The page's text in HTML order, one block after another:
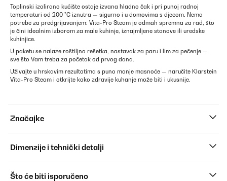
Toplinski izolirano kućište ostaje izvana hladno čak i pri punoj radnoj
temperaturi od 200 °C iznutra — sigurno i u domovima s djecom. Nema
potrebe za predgrijavanjem: Vita-Pro Steam je odmah spremna za rad, što
je čini idealnim izborom za male kuhinje, iznajmljene stanove ili uredske
kuhinjice.
U paketu se nalaze roštiljna rešetka, nastavak za paru i lim za pečenje —
sve što Vam treba za početak od prvog dana.
Uživajte u hrskavim rezultatima s puno manje masnoće — naručite Klarstein
Vita-Pro Steam i otkrijte kako zdravije kuhanje može biti i ukusnije.
Značajke
Dimenzije i tehnički detalji
Što će biti isporučeno